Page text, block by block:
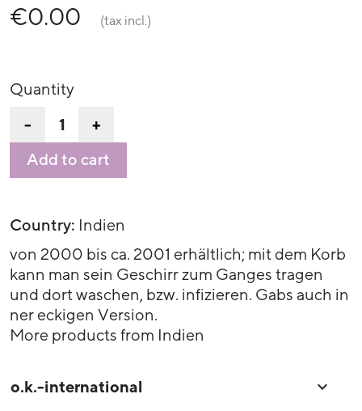
€0.00
(tax incl.)
Quantity
- +
Add to cart
Country: Indien
von 2000 bis ca. 2001 erhältlich; mit dem Korb
kann man sein Geschirr zum Ganges tragen
und dort waschen, bzw. infizieren. Gabs auch in
ner eckigen Version.
More products from Indien
o.k.-international 